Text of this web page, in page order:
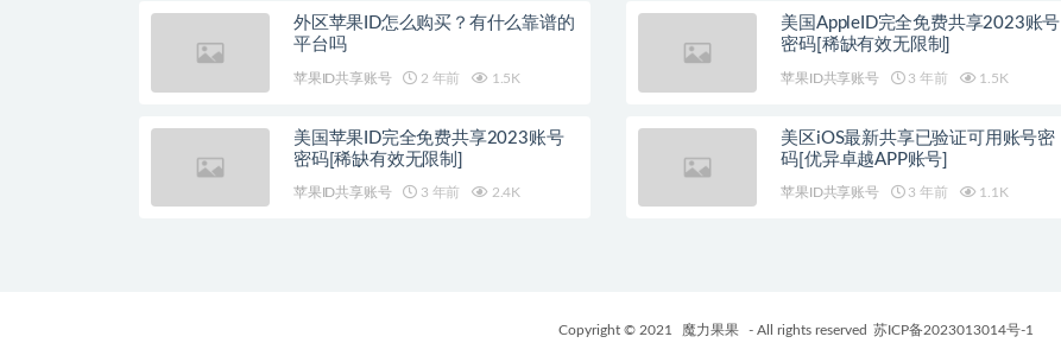
外区苹果ID怎么购买？有什么靠谱的
平台吗
苹果ID共享账号 2 年前 1.5K
美国AppleID完全免费共享2023账号
密码[稀缺有效无限制]
苹果ID共享账号 3 年前 1.5K
美国苹果ID完全免费共享2023账号
密码[稀缺有效无限制]
苹果ID共享账号 3 年前 2.4K
美区iOS最新共享已验证可用账号密
码[优异卓越APP账号]
苹果ID共享账号 3 年前 1.1K
Copyright © 2021 魔力果果 - All rights reserved 苏ICP备2023013014号-1